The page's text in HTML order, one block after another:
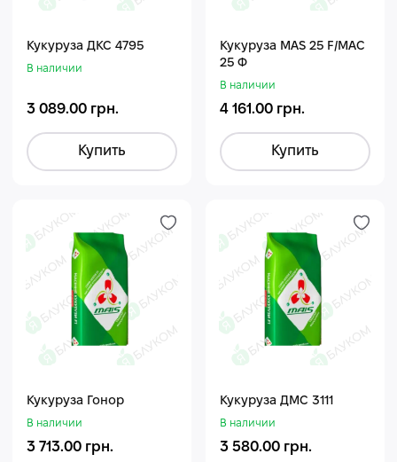
Кукуруза ДКС 4795
В наличии
3 089.00 грн.
Купить
Кукуруза MAS 25 F/МАС
25 Ф
В наличии
4 161.00 грн.
Купить
Кукуруза Гонор
В наличии
3 713.00 грн.
Кукуруза ДМС 3111
В наличии
3 580.00 грн.